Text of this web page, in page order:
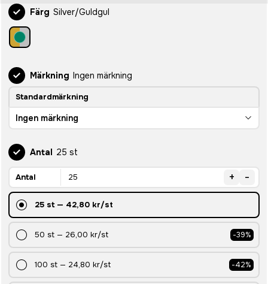
Färg Silver/Guldgul
Märkning Ingen märkning
Standardmärkning
Ingen märkning
Antal 25 st
Antal + -
25 st— 42,80 kr/st
50 st — 26,00 kr/st -39%
100 st — 24,80 kr/st -42%